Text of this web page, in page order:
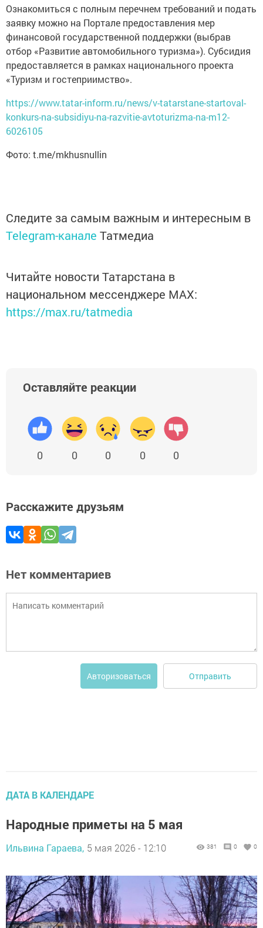
Ознакомиться с полным перечнем требований и подать
заявку можно на Портале предоставления мер
финансовой государственной поддержки (выбрав
отбор «Развитие автомобильного туризма»). Субсидия
предоставляется в рамках национального проекта
«Туризм и гостеприимство».
https://www.tatar-inform.ru/news/v-tatarstane-startoval-
konkurs-na-subsidiyu-na-razvitie-avtoturizma-na-m12-
6026105
Фото: t.me/mkhusnullin
Следите за самым важным и интересным в
Telegram-канале Татмедиа
Читайте новости Татарстана в
национальном мессенджере MАХ:
https://max.ru/tatmedia
Оставляйте реакции
0 0 0 0 0
Расскажите друзьям
Нет комментариев
Авторизоваться Отправить
ДАТА В КАЛЕНДАРЕ
Народные приметы на 5 мая
Ильвина Гараева, 5 мая 2026 - 12:10 381 0 0